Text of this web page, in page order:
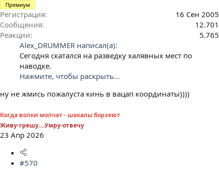
Премиум
Регистрация
16 Сен 2005
Сообщения
12.701
Реакции
5.765
Alex_DRUMMER написал(а):
Сегодня скатался на разведку халявных мест по
наводке.
Нажмите, чтобы раскрыть...
ну не жмись пожалуста кинь в вацап координаты))))
Когда волки молчат - шакалы борзеют
Живу-грешу....Умру-отвечу
23 Апр 2026
#570